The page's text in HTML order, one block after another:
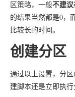
区策略，一般不建
的结果当然都是0，
比较长的时间。
创建分区
通过以上设置，分
建脚本还是立即执行